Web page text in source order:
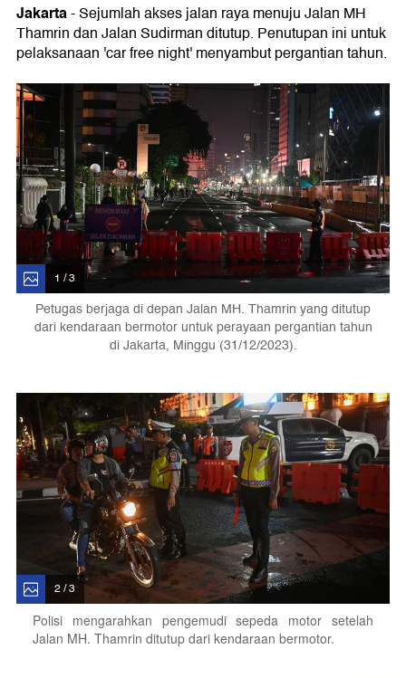
Jakarta- Sejumlah akses jalan raya menuju Jalan MH
Thamrin dan Jalan Sudirman ditutup. Penutupan ini untuk
pelaksanaan 'car free night' menyambut pergantian tahun.
1 / 3
Petugas berjaga di depan Jalan MH. Thamrin yang ditutup
dari kendaraan bermotor untuk perayaan pergantian tahun
di Jakarta, Minggu (31/12/2023).
2 / 3
Polisi mengarahkan pengemudi sepeda motor setelah
Jalan MH. Thamrin ditutup dari kendaraan bermotor.